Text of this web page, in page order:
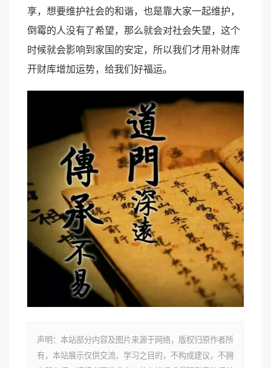
享，想要维护社会的和谐，也是靠大家一起维护，
倒霉的人没有了希望，那么就会对社会失望，这个
时候就会影响到家国的安定，所以我们才用补财库
开财库增加运势，给我们好福运。
声明：本站部分内容及图片来源于网络，版权归原作者所
有，本站展示仅供交流、学习之目的，不构成建议，不拥